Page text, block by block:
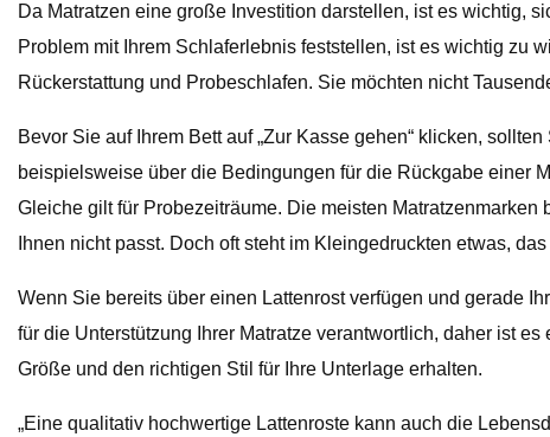
Da Matratzen eine große Investition darstellen, ist es wichtig,
Problem mit Ihrem Schlaferlebnis feststellen, ist es wichtig zu
Rückerstattung und Probeschlafen. Sie möchten nicht
Bevor Sie auf Ihrem Bett auf „Zur Kasse gehen“ klicken,
beispielsweise über die Bedingungen für die Rückgabe einer
Gleiche gilt für Probezeiträume. Die meisten
Ihnen nicht passt. Doch oft steht im Kleingedruckten etwas,
Wenn Sie bereits über einen Lattenrost verfügen und gerade
für die Unterstützung Ihrer Matratze verantwortlich, daher ist
Größe und den richtigen Stil für Ihre Unterlage erhalten.
„Eine qualitativ hochwertige Lattenroste kann auch die